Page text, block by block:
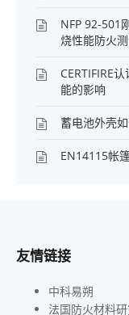
NFP 92-501
烧性能防火
CERTIFIRE
能的影响
蓄电池外壳
EN14115帐
友情链接
中科易朔
法国防火材料